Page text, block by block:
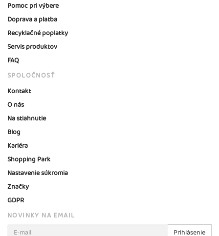
Pomoc pri výbere
Doprava a platba
Recyklačné poplatky
Servis produktov
FAQ
SPOLOČNOSŤ
Kontakt
O nás
Na stiahnutie
Blog
Kariéra
Shopping Park
Nastavenie súkromia
Značky
GDPR
NOVINKY NA EMAIL
Prihlásenie